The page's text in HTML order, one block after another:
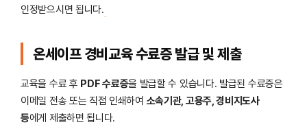
인정받으시면 됩니다.
온세이프 경비교육 수료증 발급 및 제출
교육을 수료 후 PDF 수료증을 발급할 수 있습니다. 발급된 수료증은
이메일 전송 또는 직접 인쇄하여 소속기관, 고용주, 경비지도사
등에게 제출하면 됩니다.